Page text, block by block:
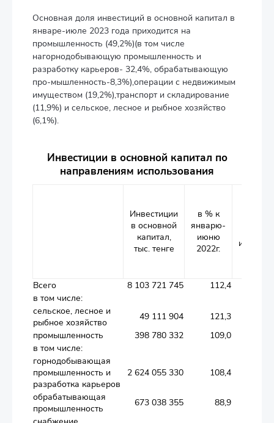
Основная доля инвестиций в основной капитал в
январе-июле 2023 года приходится на
промышленность (49,2%)(в том числе
нагорнодобывающую промышленность и
разработку карьеров- 32,4%, обрабатывающую
про-мышленность-8,3%),операции с недвижимым
имуществом (19,2%),транспорт и складирование
(11,9%) и сельское, лесное и рыбное хозяйство
(6,1%).
Инвестиции в основной капитал по
направлениям использования
Инвестиции
в основной
капитал,
тыс. тенге
в % к
январю-
июню
2022г.
Всего
8 103 721 745 112,4
в том числе:
сельское, лесное и
рыбное хозяйство
49 111 904
121,3
промышленность
398 780 332
109,0
в том числе:
горнодобывающая
промышленность и
разработка карьеров
2 624 055 330 108,4
обрабатывающая
промышленность
673 038 355
88,9